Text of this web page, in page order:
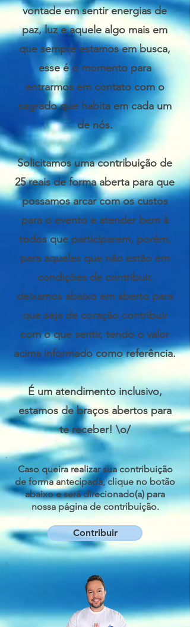
vontade em sentir energias de
paz, luz e aquele algo mais em
que sempre estamos em busca,
esse é o momento para
entrarmos em contato com o
sagrado que habita em cada um
de nós.
Solicitamos uma contribuição de
25 reais de forma aberta para que
possamos arcar com os custos
para o evento e atender bem à
todos que participarem, porém,
para aqueles que não estão em
condições de contribuir,
deixamos abaixo em aberto para
que seja de coração contribuir
com o que sentir, tendo o valor
acima informado como referência.
É um atendimento inclusivo,
estamos de braços abertos para
te receber! \o/
Caso queira realizar sua contribuição
de forma antecipada, clique no botão
abaixo e será direcionado(a) para
nossa página de contribuição.
Contribuir